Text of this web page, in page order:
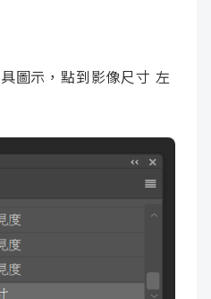
圖示，點到影像尺寸 左